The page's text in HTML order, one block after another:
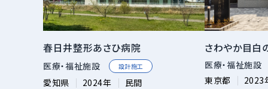
春日井整形あさひ病院
医療・福祉施設 設計施工
愛知県 2024年 民間
さわやか目白
医療・福祉施設
東京都
2023